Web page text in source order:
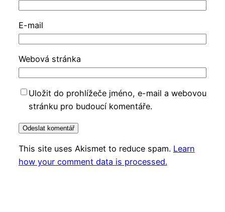
E-mail
Webová stránka
Uložit do prohlížeče jméno, e-mail a webovou
stránku pro budoucí komentáře.
This site uses Akismet to reduce spam. Learn
how your comment data is processed.